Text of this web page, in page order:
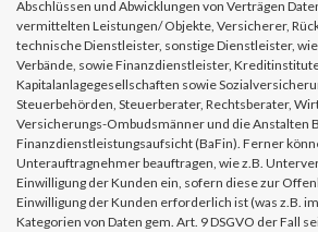
Abschlüssen und Abwicklungen von Verträgen
vermittelten Leistungen/ Objekte, Versicherer,
technische Dienstleister, sonstige Dienstleister,
Verbände, sowie Finanzdienstleister,
Kapitalanlagegesellschaften sowie
Steuerbehörden, Steuerberater, Rechtsberater,
Versicherungs-Ombudsmänner und die Anstalten
Finanzdienstleistungsaufsicht (BaFin). Ferner
Unterauftragnehmer beauftragen, wie z.B.
Einwilligung der Kunden ein, sofern diese zur
Einwilligung der Kunden erforderlich ist (was z.B.
Kategorien von Daten gem. Art. 9 DSGVO der Fall